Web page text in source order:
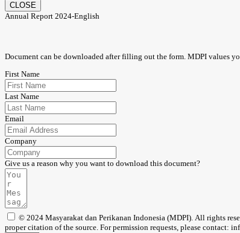
CLOSE
Annual Report 2024-English
Document can be downloaded after filling out the form. MDPI values
First Name
Last Name
Email
Company
Give us a reason why you want to download this document?
© 2024 Masyarakat dan Perikanan Indonesia (MDPI). All rights
proper citation of the source. For permission requests, please contact: